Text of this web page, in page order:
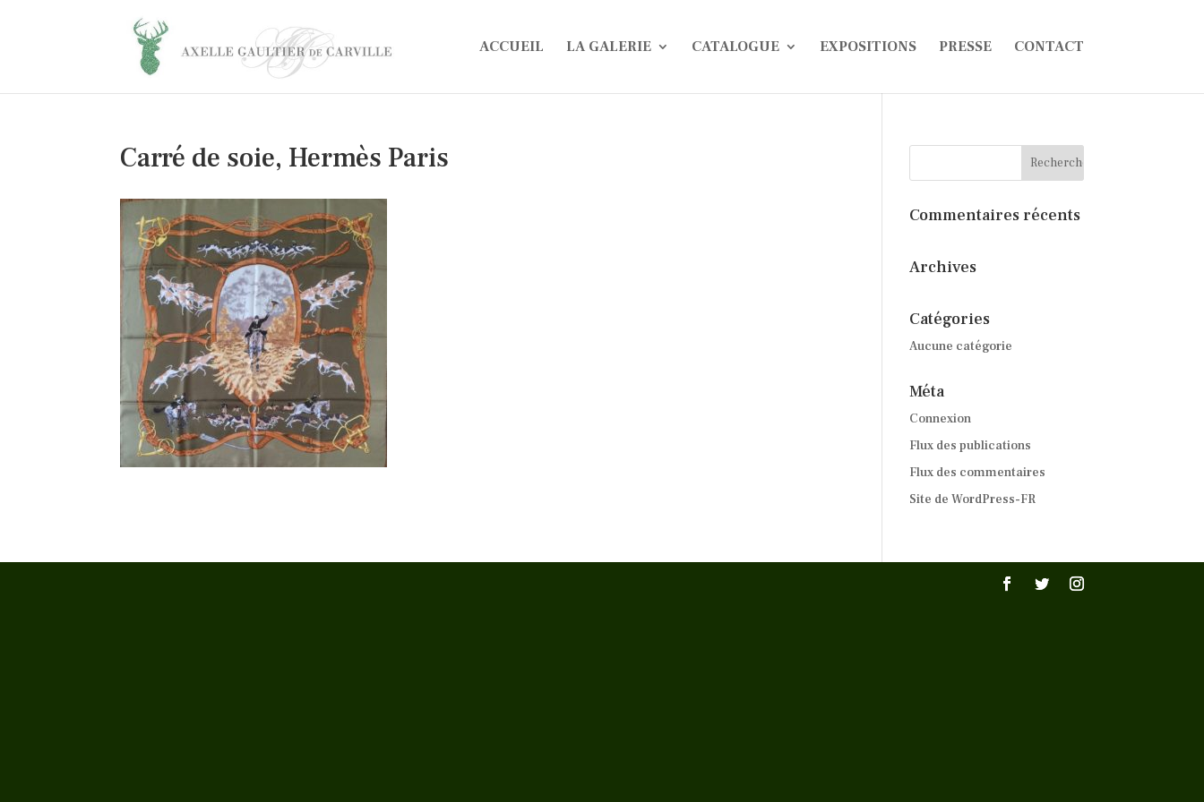
ACCUEIL LA GALERIE CATALOGUE EXPOSITIONS PRESSE CONTACT
Carré de soie, Hermès Paris
Commentaires récents
Archives
Catégories
Aucune catégorie
Méta
Connexion
Flux des publications
Flux des commentaires
Site de WordPress-FR